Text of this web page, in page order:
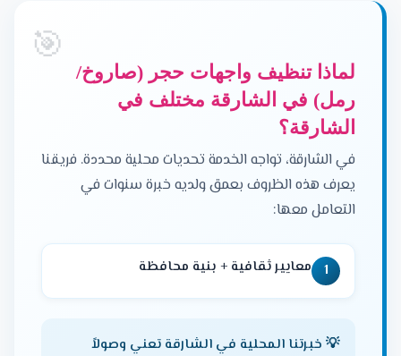
لماذا تنظيف واجهات حجر (صاروخ/
رمل) في الشارقة مختلف في
الشارقة؟
في الشارقة، تواجه الخدمة تحديات محلية محددة. فريقنا
يعرف هذه الظروف بعمق ولديه خبرة سنوات في
التعامل معها:
1 معايير ثقافية + بنية محافظة
💡 خبرتنا المحلية في الشارقة تعني وصولاً